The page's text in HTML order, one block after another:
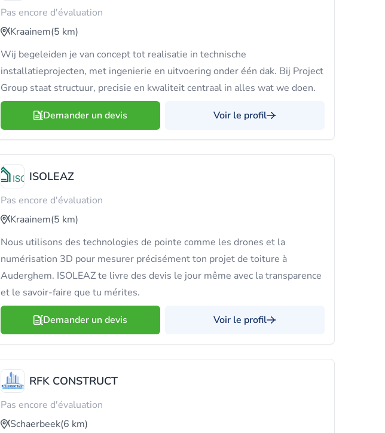
Pas encore d'évaluation
Kraainem(5 km)
Wij begeleiden je van concept tot realisatie in technische
installatieprojecten, met ingenierie en uitvoering onder één dak. Bij Project
Group staat structuur, precisie en kwaliteit centraal in alles wat we doen.
Demander un devis Voir le profil
ISOLEAZ
Pas encore d'évaluation
Kraainem(5 km)
Nous utilisons des technologies de pointe comme les drones et la
numérisation 3D pour mesurer précisément ton projet de toiture à
Auderghem. ISOLEAZ te livre des devis le jour même avec la transparence
et le savoir-faire que tu mérites.
Demander un devis Voir le profil
RFK CONSTRUCT
Pas encore d'évaluation
Schaerbeek(6 km)